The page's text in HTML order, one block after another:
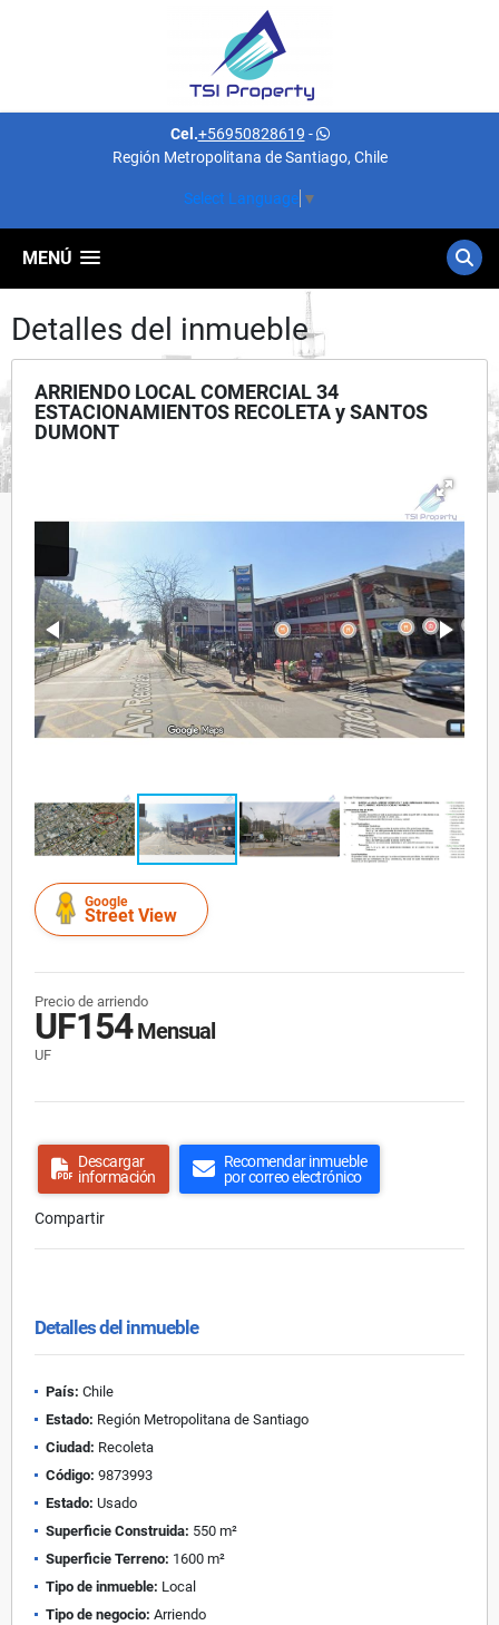
Cel.+56950828619 -
Región Metropolitana de Santiago, Chile
Select Language ▼
MENÚ
Detalles del inmueble
ARRIENDO LOCAL COMERCIAL 34
ESTACIONAMIENTOS RECOLETA y SANTOS
DUMONT
Google
Street View
Precio de arriendo
UF154Mensual
UF
Descargar
información
Recomendar inmueble
por correo electrónico
Compartir
Detalles del inmueble
País: Chile
Estado: Región Metropolitana de Santiago
Ciudad: Recoleta
Código: 9873993
Estado: Usado
Superficie Construida: 550 m²
Superficie Terreno: 1600 m²
Tipo de inmueble: Local
Tipo de negocio: Arriendo